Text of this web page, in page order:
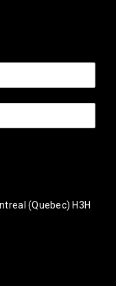
(Quebec) H3H